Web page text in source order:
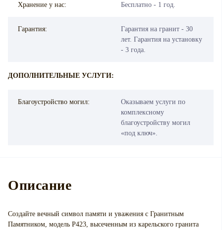
Хранение у нас: Бесплатно - 1 год.
Гарантия:
Гарантия на гранит - 30
лет. Гарантия на установку
- 3 года.
ДОПОЛНИТЕЛЬНЫЕ УСЛУГИ:
Благоустройство могил:
Оказываем услуги по
комплексному
благоустройству могил
«под ключ».
Описание
Создайте вечный символ памяти и уважения с Гранитным
Памятником, модель P423, высеченным из карельского гранита